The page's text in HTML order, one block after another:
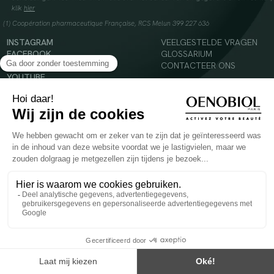
klik hier
(1) Coopération pharmaceutique Française, RCS Melun 399 227 636
INSTAGRAM
FACEBOOK
TIKTOK
YOUTUBE
VEELGESTELDE VRAGEN
GLOSSARIUM
CONTACTEER ONS
Voedingssupplement dat moet worden geconsumeerd als onderdeel van een gevarieerde,
evenwichtige voeding en een gezonde levensstijl. Aanbevolen dagelijkse dosis niet
overschrijden. Enkel voor volwassenen, buiten het bereik van kinderen houden.